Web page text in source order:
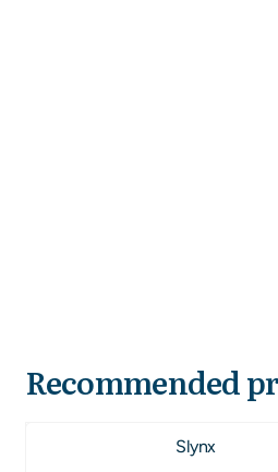
Recommended
Slynx